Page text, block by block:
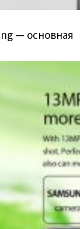
— основная